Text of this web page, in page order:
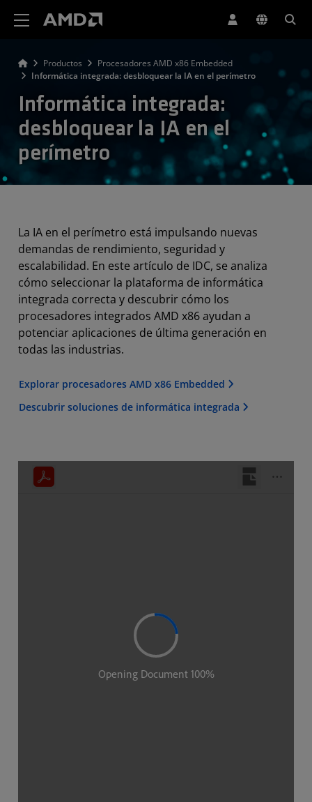
Productos
Procesadores AMD x86 Embedded
Informática integrada: desbloquear la IA en el perímetro
Informática integrada:
desbloquear la IA en el
perímetro
La IA en el perímetro está impulsando nuevas
demandas de rendimiento, seguridad y
escalabilidad. En este artículo de IDC, se analiza
cómo seleccionar la plataforma de informática
integrada correcta y descubrir cómo los
procesadores integrados AMD x86 ayudan a
potenciar aplicaciones de última generación en
todas las industrias.
Explorar procesadores AMD x86 Embedded
Descubrir soluciones de informática integrada